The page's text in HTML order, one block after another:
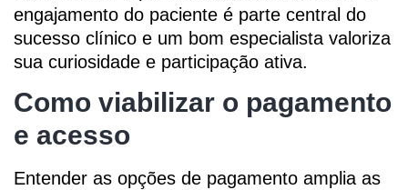
engajamento do paciente é parte central do
sucesso clínico e um bom especialista valoriza
sua curiosidade e participação ativa.
Como viabilizar o pagamento
e acesso
Entender as opções de pagamento amplia as